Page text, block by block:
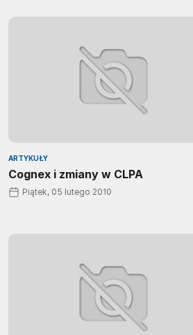
ARTYKUŁY
Cognex i zmiany w CLPA
Piątek, 05 lutego 2010